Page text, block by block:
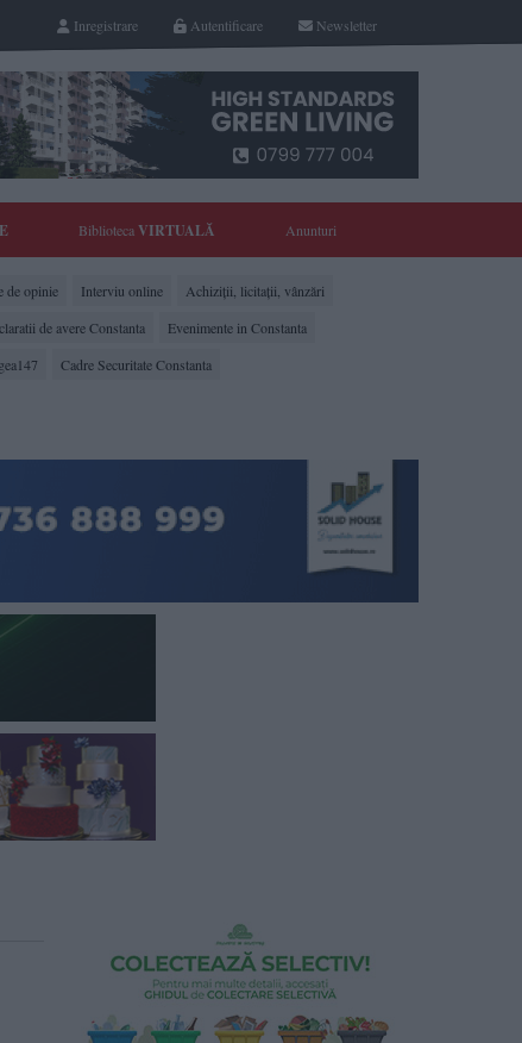
Newsletter
Autentificare
Inregistrare
BibliotecaVIRTUALĂ Anunturi
de opinie Interviu online
Achiziții, licitații, vânzări
de avere Constanta
Evenimente in Constanta
Cadre Securitate Constanta